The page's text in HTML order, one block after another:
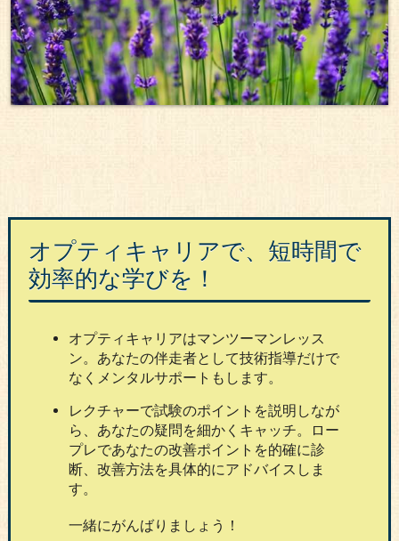
オプティキャリアで、短時間で
効率的な学びを！
オプティキャリアはマンツーマンレッス
ン。あなたの伴走者として技術指導だけで
なくメンタルサポートもします。
レクチャーで試験のポイントを説明しなが
ら、あなたの疑問を細かくキャッチ。ロー
プレであなたの改善ポイントを的確に診
断、改善方法を具体的にアドバイスしま
す。
一緒にがんばりましょう！